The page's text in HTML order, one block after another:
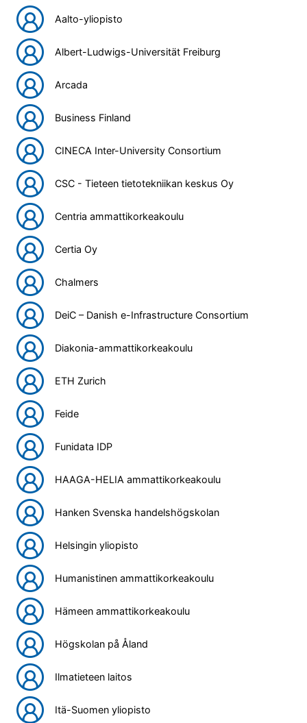
Aalto-yliopisto
Albert-Ludwigs-Universität Freiburg
Arcada
Business Finland
CINECA Inter-University Consortium
CSC - Tieteen tietotekniikan keskus Oy
Centria ammattikorkeakoulu
Certia Oy
Chalmers
DeiC – Danish e-Infrastructure Consortium
Diakonia-ammattikorkeakoulu
ETH Zurich
Feide
Funidata IDP
HAAGA-HELIA ammattikorkeakoulu
Hanken Svenska handelshögskolan
Helsingin yliopisto
Humanistinen ammattikorkeakoulu
Hämeen ammattikorkeakoulu
Högskolan på Åland
Ilmatieteen laitos
Itä-Suomen yliopisto